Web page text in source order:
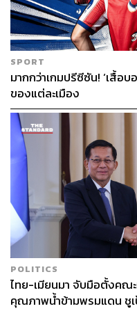
SPORT
มากกว่าเกมปรีซีซัน! ‘เสื้อ
ของแต่ละเมือง
POLITICS
ไทย-เมียนมา จับมือตั้งคณ
คุณภาพน้ำข้ามพรมแดน ชู